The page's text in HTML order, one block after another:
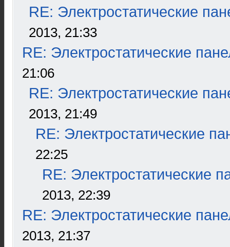
RE: Электростатические
2013, 21:33
RE: Электростатические
21:06
RE: Электростатические
2013, 21:49
RE: Электростатические
22:25
RE: Электростатические
2013, 22:39
RE: Электростатические
2013, 21:37